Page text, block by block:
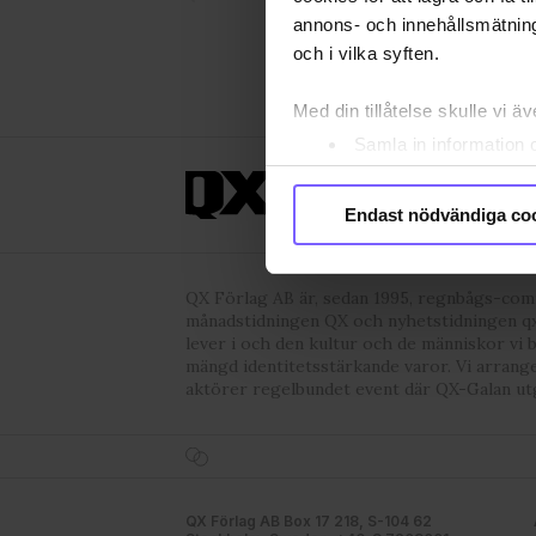
annons- och
och i vilka syften.
Med din tillåtelse skulle vi
Samla in information
Identifiera din enhet
Ta reda på mer om hur
sociala medier och
till de sociala medier och
med annan information som
Endast nödvändiga
ANNONSERA OM
QX Förlag AB är, sedan 1995, regnbågs-
månadstidningen QX och nyhetstidningen
lever i och den kultur och de människor vi
mängd identitetsstärkande varor. Vi
aktörer regelbundet event där QX-Galan
QX Förlag AB Box 17 218, S-104 62